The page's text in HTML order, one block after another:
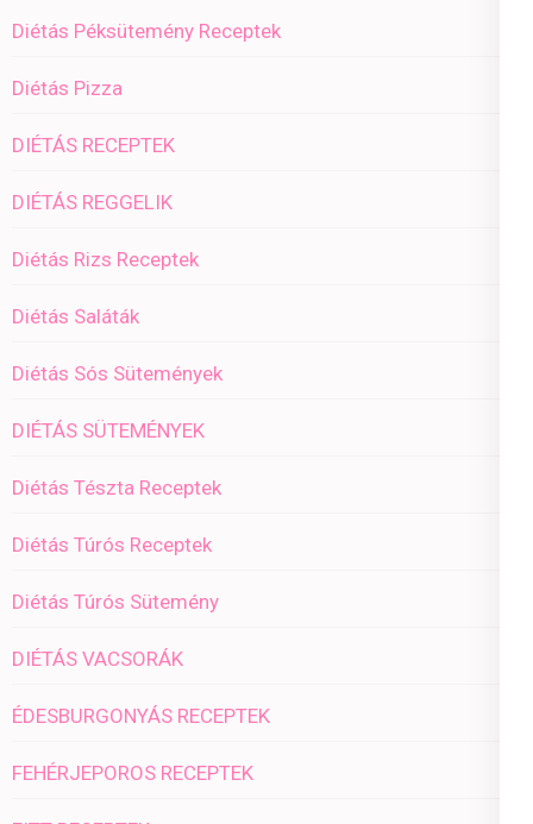
Diétás Péksütemény Receptek
Diétás Pizza
DIÉTÁS RECEPTEK
DIÉTÁS REGGELIK
Diétás Rizs Receptek
Diétás Saláták
Diétás Sós Sütemények
DIÉTÁS SÜTEMÉNYEK
Diétás Tészta Receptek
Diétás Túrós Receptek
Diétás Túrós Sütemény
DIÉTÁS VACSORÁK
ÉDESBURGONYÁS RECEPTEK
FEHÉRJEPOROS RECEPTEK